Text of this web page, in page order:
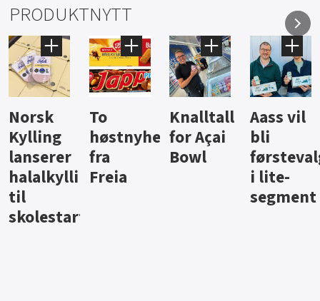
PRODUKTNYTT
Knalltall
for Açai
Bowl
Aass vil
bli
førstevalg
i lite-
Brus og
jus fra
Berentsen
Hard
iste fra
Hansa